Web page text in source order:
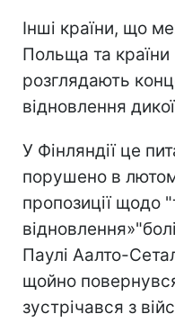
Інші країни, що
Польща та країни
розглядають
відновлення
У Фінляндії це
порушено в
пропозиції щодо
Паулі Аалто-
щойно
зустрічався з